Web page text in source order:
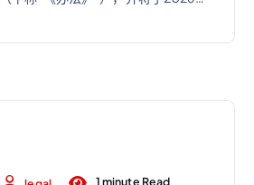
1 minute Read